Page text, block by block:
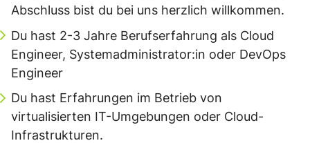
Abschluss bist du bei uns herzlich willkommen.
Du hast 2-3 Jahre Berufserfahrung als Cloud
Engineer, Systemadministrator:in oder DevOps
Engineer
Du hast Erfahrungen im Betrieb von
virtualisierten IT-Umgebungen oder Cloud-
Infrastrukturen.